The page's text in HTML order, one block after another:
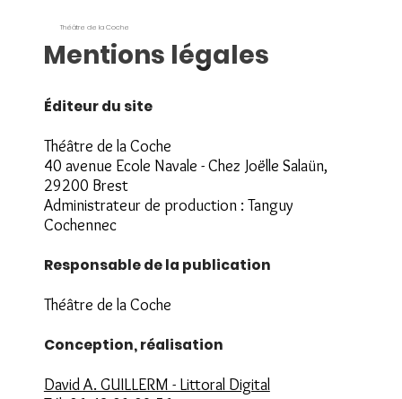
Théâtre de la Coche
Mentions légales
Éditeur du site
Théâtre de la Coche
40 avenue Ecole Navale - Chez Joëlle Salaün,
29200 Brest
Administrateur de production : Tanguy
Cochennec
Responsable de la publication
Théâtre de la Coche
Conception, réalisation
David A. GUILLERM - Littoral Digital